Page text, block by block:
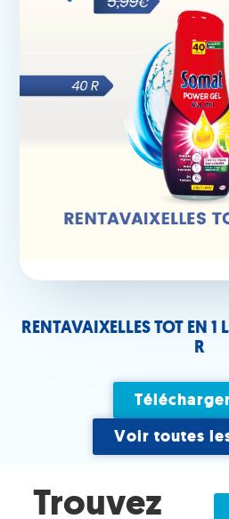
RENTAVAIXELLES TOT EN
R
Voir toutes
Trouvez